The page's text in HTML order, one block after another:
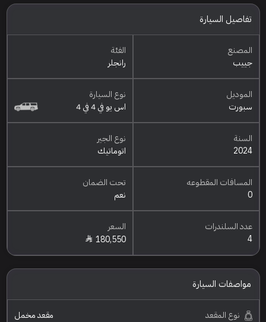
تفاصيل السيارة
المصنع
جييب
الفئة
رانجلر
الموديل
سبورت
نوع السيارة
اس يو في 4 في 4
السنة
2024
نوع الجير
اتوماتيك
المسافات المقطوعه
0
تحت الضمان
نعم
عدد السلندرات
4
السعر
180,550
مواصفات السيارة
نوع المقعد مقعد مخمل